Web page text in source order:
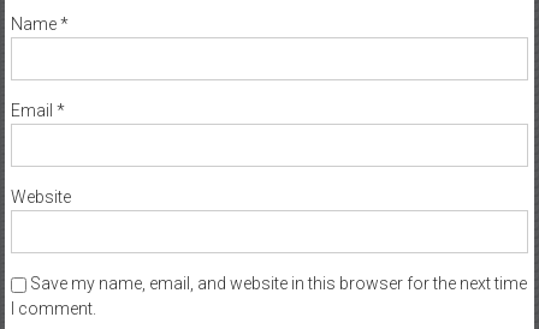
Name*
Email *
Website
Save my name, email, and website in this browser for the next time
I comment.